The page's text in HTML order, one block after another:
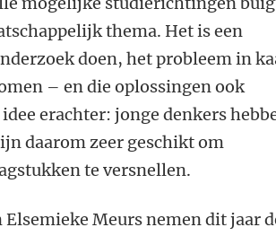
thema. Het is een
doen, het probleem in
– en die oplossingen ook
erachter: jonge denkers
daarom zeer geschikt om
te versnellen.
Meurs nemen dit jaar